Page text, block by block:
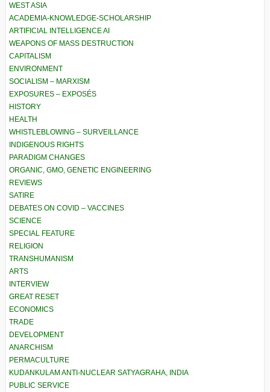
WEST ASIA
ACADEMIA-KNOWLEDGE-SCHOLARSHIP
ARTIFICIAL INTELLIGENCE AI
WEAPONS OF MASS DESTRUCTION
CAPITALISM
ENVIRONMENT
SOCIALISM – MARXISM
EXPOSURES – EXPOSÉS
HISTORY
HEALTH
WHISTLEBLOWING – SURVEILLANCE
INDIGENOUS RIGHTS
PARADIGM CHANGES
ORGANIC, GMO, GENETIC ENGINEERING
REVIEWS
SATIRE
DEBATES ON COVID – VACCINES
SCIENCE
SPECIAL FEATURE
RELIGION
TRANSHUMANISM
ARTS
INTERVIEW
GREAT RESET
ECONOMICS
TRADE
DEVELOPMENT
ANARCHISM
PERMACULTURE
KUDANKULAM ANTI-NUCLEAR SATYAGRAHA, INDIA
PUBLIC SERVICE